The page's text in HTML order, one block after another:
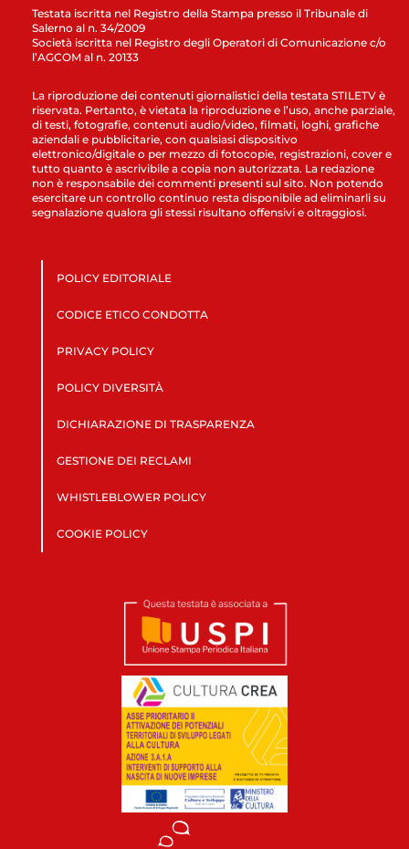
Testata iscritta nel Registro della Stampa presso il Tribunale di
Salerno al n. 34/2009
Società iscritta nel Registro degli Operatori di Comunicazione c/o
l’AGCOM al n. 20133
La riproduzione dei contenuti giornalistici della testata STILETV è
riservata. Pertanto, è vietata la riproduzione e l’uso, anche parziale,
di testi, fotografie, contenuti audio/video, filmati, loghi, grafiche
aziendali e pubblicitarie, con qualsiasi dispositivo
elettronico/digitale o per mezzo di fotocopie, registrazioni, cover e
tutto quanto è ascrivibile a copia non autorizzata. La redazione
non è responsabile dei commenti presenti sul sito. Non potendo
esercitare un controllo continuo resta disponibile ad eliminarli su
segnalazione qualora gli stessi risultano offensivi e oltraggiosi.
POLICY EDITORIALE
CODICE ETICO CONDOTTA
PRIVACY POLICY
POLICY DIVERSITÀ
DICHIARAZIONE DI TRASPARENZA
GESTIONE DEI RECLAMI
WHISTLEBLOWER POLICY
COOKIE POLICY